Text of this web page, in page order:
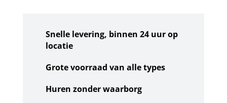
Snelle levering, binnen 24 uur op
locatie
Grote voorraad van alle types
Huren zonder waarborg